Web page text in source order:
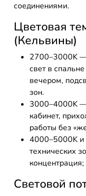
соединениями.
Цветовая
(Кельвины)
2700–3000K
свет в
вечером,
зон.
3000–4000K
кабинет,
работы без
4000–5000K
технических
Световой